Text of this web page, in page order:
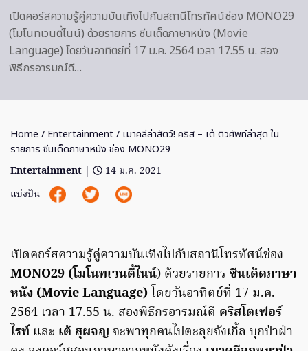
เปิดคอร์สความรู้คู่ความบันเทิงไปกับสถานีโทรทัศน์ช่อง MONO29
(โมโนทเวนตี้ไนน์) ด้วยรายการ ซีนเด็ดภาษาหนัง (Movie
Language) โดยวันอาทิตย์ที่ 17 ม.ค. 2564 เวลา 17.55 น. สอง
พิธีกรอารมณ์ดี…
Home / Entertainment/ เมาคลีล่าสัตว์! คริส – เต้ ติวศัพท์ล่าสุด ใน
รายการ ซีนเด็ดภาษาหนัง ช่อง MONO29
Entertainment |
14 ม.ค. 2021
แบ่งปัน
เปิดคอร์สความรู้คู่ความบันเทิงไปกับสถานีโทรทัศน์ช่อง
MONO29 (โมโนทเวนตี้ไนน์) ด้วยรายการ ซีนเด็ดภาษา
หนัง (Movie Language) โดยวันอาทิตย์ที่ 17 ม.ค.
2564 เวลา 17.55 น. สองพิธีกรอารมณ์ดี คริสโตเฟอร์
ไรท์ และ เต้ สุผจญ จะพาทุกคนไปตะลุยจังเกิ้ล บุกป่าฝ่า